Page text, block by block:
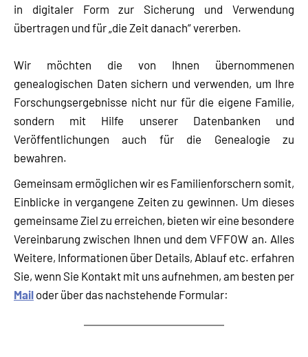
in digitaler Form zur Sicherung und Verwendung
übertragen und für „die Zeit danach“ vererben.
Wir möchten die von Ihnen übernommenen
genealogischen Daten sichern und verwenden, um Ihre
Forschungsergebnisse nicht nur für die eigene Familie,
sondern mit Hilfe unserer Datenbanken und
Veröffentlichungen auch für die Genealogie zu
bewahren.
Gemeinsam ermöglichen wir es Familienforschern somit,
Einblicke in vergangene Zeiten zu gewinnen. Um dieses
gemeinsame Ziel zu erreichen, bieten wir eine besondere
Vereinbarung zwischen Ihnen und dem VFFOW an. Alles
Weitere, Informationen über Details, Ablauf etc. erfahren
Sie, wenn Sie Kontakt mit uns aufnehmen, am besten per
Mail oder über das nachstehende Formular: